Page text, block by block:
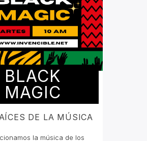
BLACK
MAGIC
DE LA MÚSICA
la música de los